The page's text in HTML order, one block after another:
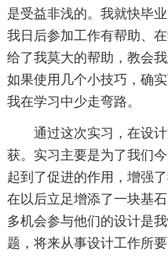
是受益非浅的。我就快毕
我日后参加工作有帮助、
给了我莫大的帮助，教会
如果使用几个小技巧，确
我在学习中少走弯路。
通过这次实习，在设
获。实习主要是为了我们
起到了促进的作用，增强
在以后立足增添了一块基
多机会参与他们的设计是
题，将来从事设计工作所